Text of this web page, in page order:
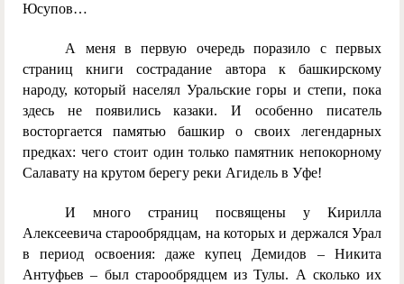
Юсупов…
А меня в первую очередь поразило с первых
страниц книги сострадание автора к башкирскому
народу, который населял Уральские горы и степи, пока
здесь не появились казаки. И особенно писатель
восторгается памятью башкир о своих легендарных
предках: чего стоит один только памятник непокорному
Салавату на крутом берегу реки Агидель в Уфе!
И много страниц посвящены у Кирилла
Алексеевича старообрядцам, на которых и держался Урал
в период освоения: даже купец Демидов – Никита
Антуфьев – был старообрядцем из Тулы. А сколько их